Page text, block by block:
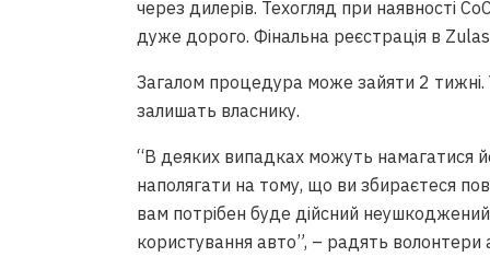
через дилерів. Техогляд при наявності
дуже дорого. Фінальна реєстрація в
Загалом процедура може зайяти 2 тижні.
залишать власнику.
“В деяких випадках можуть намагатися
наполягати на тому, що ви збираєтеся
вам потрібен буде дійсний
користування авто”, – радять волонтери